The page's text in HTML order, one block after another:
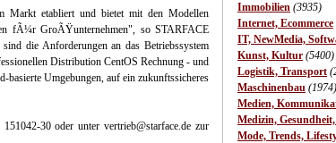
Immobilien (3935)
Internet, Ecommerce
IT, NewMedia,
Kunst, Kultur (5400)
Logistik, Transport
Maschinenbau (1974)
Medien,
Medizin, Gesundheit,
Mode, Trends,
etabliert und bietet mit den Modellen
fÃ¼r GroÃŸunternehmen", so STARFACE
die Anforderungen an das Betriebssystem
Distribution CentOS Rechnung - und
Umgebungen, auf ein zukunftssicheres
30 oder unter vertrieb@starface.de zur